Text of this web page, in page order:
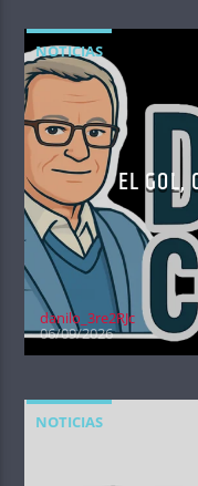
NOTICIAS
EL GOL,
danilo_3re2RJc
06/09/2026
NOTICIAS